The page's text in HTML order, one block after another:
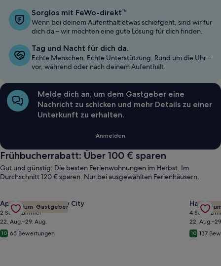
Sorglos mit FeWo-direkt™
Wenn bei deinem Aufenthalt etwas schiefgeht, sind wir für
dich da – wir möchten eine gute Lösung für dich finden.
Tag und Nacht für dich da.
Echte Menschen. Echte Unterstützung. Rund um die Uhr –
vor, während oder nach deinem Aufenthalt.
Melde dich an, um dem Gastgeber eine
Nachricht zu schicken und mehr Details zu einer
Unterkunft zu erhalten.
Anmelden
Frühbucherrabatt: Über 100 € sparen
Gut und günstig: Die besten Ferienwohnungen im Herbst. Im
Durchschnitt 120 € sparen. Nur bei ausgewählten Ferienhäusern.
Gallery
Carousel
Premium-Gastgeber
Apartment in Jersey City
2 Schlafzimmer
22. Aug.–29. Aug.
10 65 Bewertungen
Gallery
Haus in
4
22.
10 137